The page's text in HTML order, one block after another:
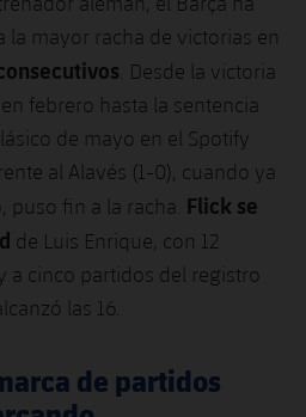
de ruedas
la mayor racha de victorias en
. Desde la victoria
febrero hasta la sentencia
de mayo en el Spotify
al Alavés (1-0), cuando ya
puso fin a la racha. Flick se
de Luis Enrique, con 12
a cinco partidos del registro
las 16.
de partidos